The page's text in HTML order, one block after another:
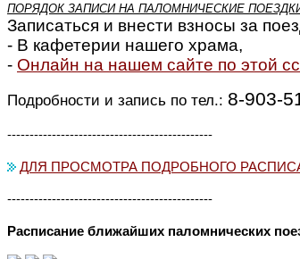
ПОРЯДОК ЗАПИСИ НА ПАЛОМНИЧЕСКИЕ
Записаться и внести взносы за
- В кафетерии нашего храма,
- Онлайн на нашем сайте по этой
Подробности и запись по тел.: 8-903-
----------------------------------------------
ДЛЯ ПРОСМОТРА ПОДРОБНОГО
----------------------------------------------
Расписание ближайших паломнических